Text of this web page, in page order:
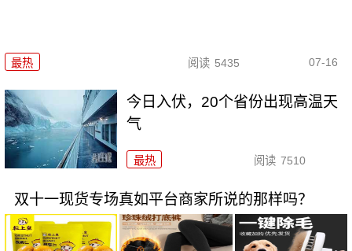
最热 阅读 5435 07-16
今日入伏，20个省份出现高温天
气
最热 阅读 7510
双十一现货专场真如平台商家所说的那样吗？